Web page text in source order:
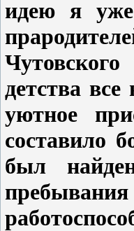
идею я
детства
уютное
составило
был